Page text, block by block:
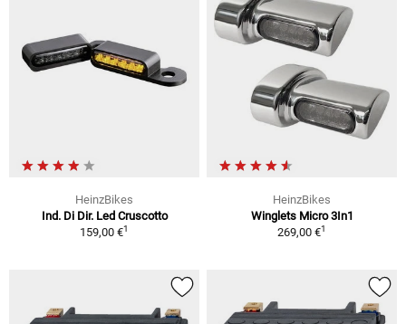
HeinzBikes
Ind. Di Dir. Led Cruscotto
159,00 €1
HeinzBikes
Winglets Micro 3In1
269,00 €1